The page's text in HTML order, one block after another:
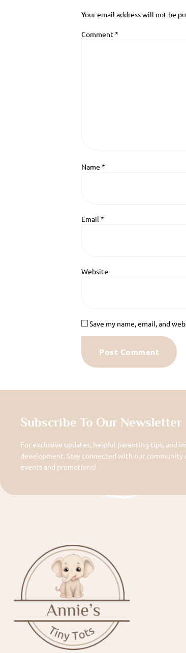
Your email address will not be
Comment*
Name *
Email *
Website
Save my name, email, and
Subscribe To Our Newsletter
For exclusive updates, helpful parenting tips, and
development. Stay connected with our community
events and promotions!